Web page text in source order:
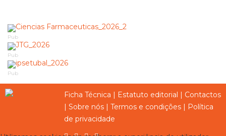
Pub
Pub
Pub
Ficha Técnica | Estatuto editorial | Contactos
| Sobre nós | Termos e condições | Política
de privacidade